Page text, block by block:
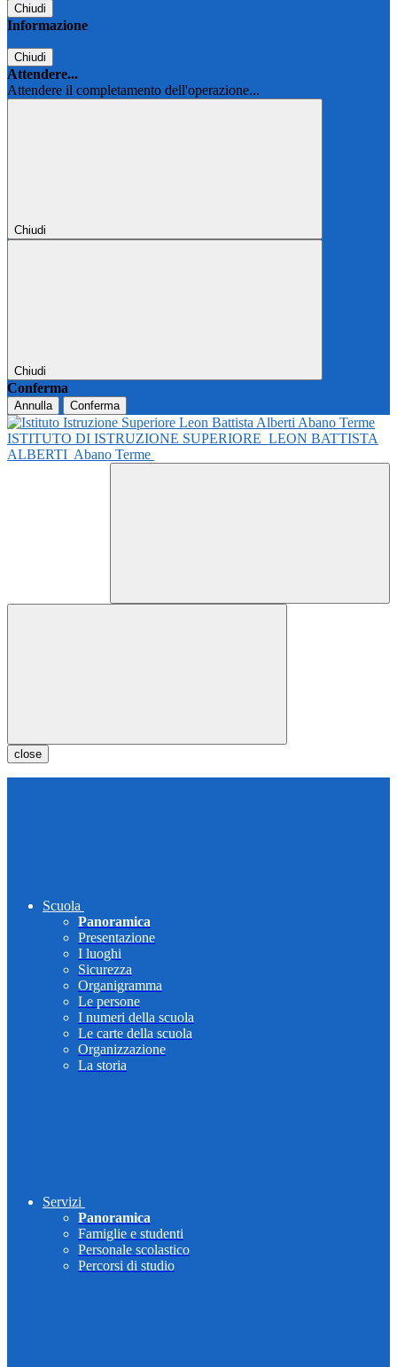
Chiudi
Informazione
Chiudi
Attendere...
Attendere il completamento dell'operazione...
Chiudi
Chiudi
Conferma
Annulla Conferma
ISTITUTO DI ISTRUZIONE SUPERIORE LEON BATTISTA
ALBERTI Abano Terme
close
Scuola
Panoramica
Presentazione
I luoghi
Sicurezza
Organigramma
Le persone
I numeri della scuola
Le carte della scuola
Organizzazione
La storia
Servizi
Panoramica
Famiglie e studenti
Personale scolastico
Percorsi di studio